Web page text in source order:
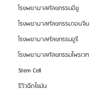
โรงพยาบาลศัลยกรรมอียู
โรงพยาบาลศัลยกรรมวอนจิน
โรงพยาบาลศัลยกรรมอูรี
โรงพยาบาลศัลยกรรมไพรเวท
Stem Cell
รีวิวฉีดไขมัน